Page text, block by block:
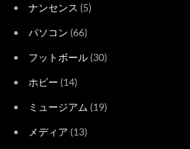
ナンセンス (5)
パソコン (66)
フットボール (30)
ホビー (14)
ミュージアム (19)
メディア (13)